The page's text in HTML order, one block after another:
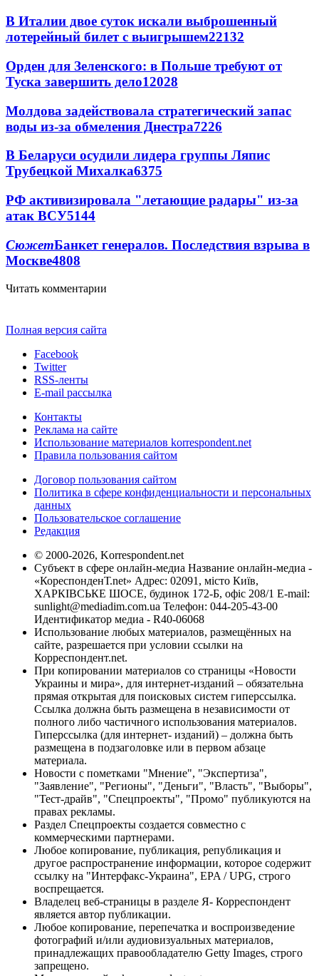
В Италии двое суток искали выброшенный
лотерейный билет с выигрышем22132
Орден для Зеленского: в Польше требуют от
Туска завершить дело12028
Молдова задействовала стратегический запас
воды из-за обмеления Днестра7226
В Беларуси осудили лидера группы Ляпис
Трубецкой Михалка6375
РФ активизировала "летающие радары" из-за
атак ВСУ5144
СюжетБанкет генералов. Последствия взрыва в
Москве4808
Читать комментарии
Полная версия сайта
Facebook
Twitter
RSS-ленты
E-mail рассылка
Контакты
Реклама на сайте
Использование материалов korrespondent.net
Правила пользования сайтом
Договор пользования сайтом
Политика в сфере конфиденциальности и персональных
данных
Пользовательское соглашение
Редакция
© 2000-2026, Korrespondent.net
Субъект в сфере онлайн-медиа Название онлайн-медиа -
«КореспонденТ.net» Адрес: 02091, місто Київ,
ХАРКІВСЬКЕ ШОСЕ, будинок 172-Б, офіс 208/1 E-mail:
sunlight@mediadim.com.ua Телефон: 044-205-43-00
Идентификатор медиа - R40-06068
Использование любых материалов, размещённых на
сайте, разрешается при условии ссылки на
Корреспондент.net.
При копировании материалов со страницы «Новости
Украины и мира», для интернет-изданий – обязательна
прямая открытая для поисковых систем гиперссылка.
Ссылка должна быть размещена в независимости от
полного либо частичного использования материалов.
Гиперссылка (для интернет- изданий) – должна быть
размещена в подзаголовке или в первом абзаце
материала.
Новости с пометками "Мнение", "Экспертиза",
"Заявление", "Регионы", "Деньги", "Власть", "Выборы",
"Тест-драйв", "Спецпроекты", "Промо" публикуются на
правах рекламы.
Раздел Спецпроекты создается совместно с
коммерческими партнерами.
Любое копирование, публикация, републикация и
другое распространение информации, которое содержит
ссылку на "Интерфакс-Украина", EPA / UPG, строго
воспрещается.
Владелец веб-страницы в разделе Я- Корреспондент
является автор публикации.
Любое копирование, перепечатка и воспроизведение
фотографий и/или аудиовизуальных материалов,
принадлежащих правообладателю Getty Images, строго
запрещено.